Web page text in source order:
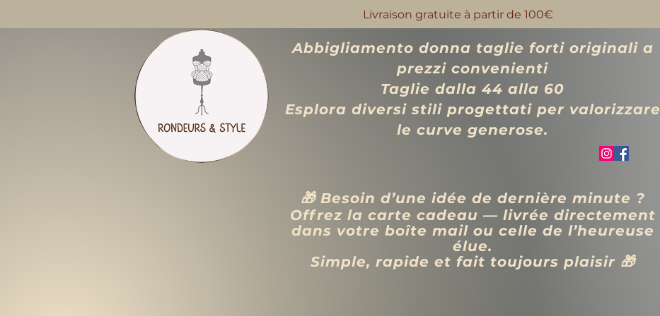
Abbigliamento donna taglie forti originali a
prezzi convenienti
Taglie dalla 44 alla 60
Esplora diversi stili progettati per valorizzare
le curve generose.
🎁 Besoin d’une idée de dernière minute ?
Offrez la carte cadeau — livrée directement
dans votre boîte mail ou celle de l’heureuse
élue.
Simple, rapide et fait toujours plaisir 🎁
Livraison gratuite à partir de 100€